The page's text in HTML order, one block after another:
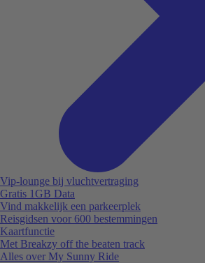
Vip-lounge bij vluchtvertraging
Gratis 1GB Data
Vind makkelijk een parkeerplek
Reisgidsen voor 600 bestemmingen
Kaartfunctie
Met Breakzy off the beaten track
Alles over My Sunny Ride